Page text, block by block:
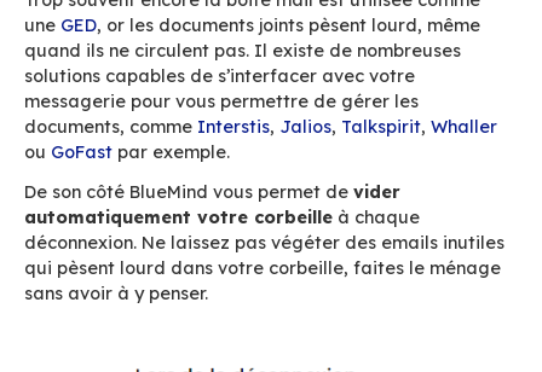
Cette fonctionnalité apporte en outre,l’envoi
fichiers volumineux qui normalement ne
transiter par email du fait des limites de
messages.
Lire ici ladocumentation utilisateur sur le
de PJ